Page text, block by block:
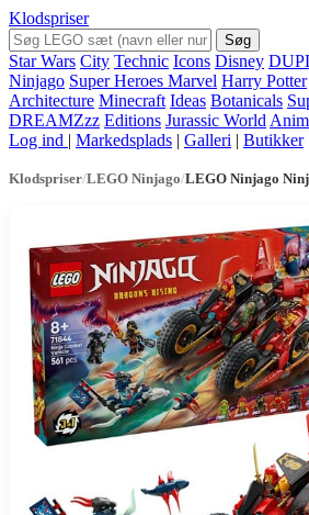
Klodspriser
Søg
Star Wars City Technic Icons Disney
Ninjago Super Heroes Marvel Harry Potter
Architecture Minecraft Ideas Botanicals
DREAMZzz Editions Jurassic World
Log ind | Markedsplads | Galleri | Butikker
Klodspriser/LEGO Ninjago/LEGO Ninjago